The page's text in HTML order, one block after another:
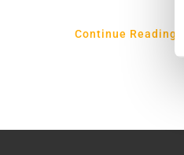
Continue Reading